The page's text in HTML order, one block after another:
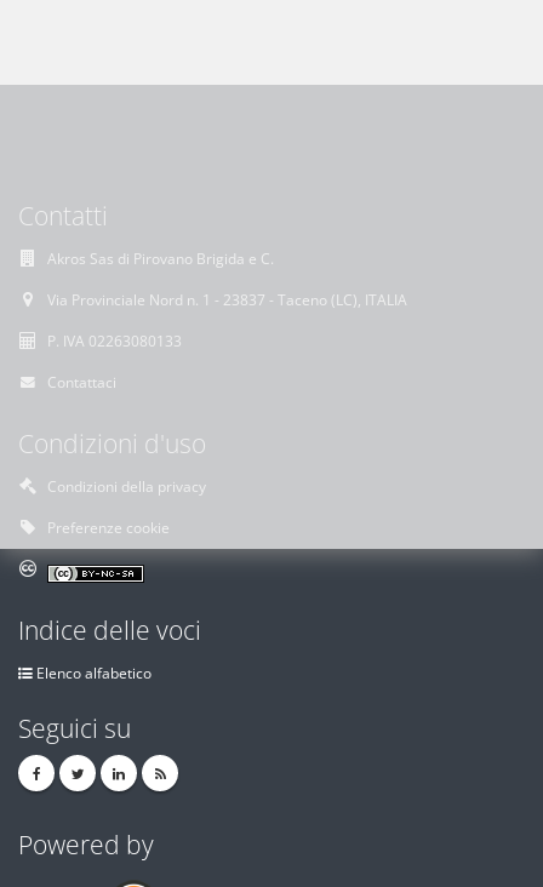
Contatti
Akros Sas di Pirovano Brigida e C.
Via Provinciale Nord n. 1 - 23837 - Taceno (LC), ITALIA
P. IVA 02263080133
Contattaci
Condizioni d'uso
Condizioni della privacy
Preferenze cookie
Indice delle voci
Elenco alfabetico
Seguici su
Powered by